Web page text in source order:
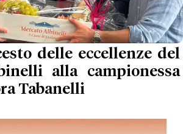
delle eccellenze del
alla campionessa
Tabanelli